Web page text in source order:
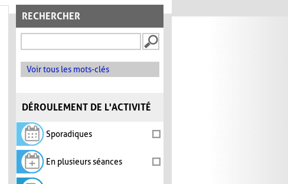
RECHERCHER
Voir tous les mots-clés
DÉROULEMENT DE L'ACTIVITÉ
Sporadiques
En plusieurs séances